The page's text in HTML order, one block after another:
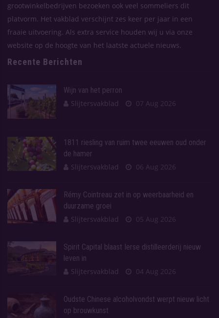
grootwinkelbedrijven bezoeken ook veel sommeliers dit
platvorm. Het vakblad verschijnt zes keer per jaar in een
fraaie uitvoering. Als extra service houden wij u via onze
website op de hoogte van het laatste actuele nieuws.
Recente Berichten
Wijn van het perron
Slijtersvakblad
07 Aug 2026
1811 riesling van ruim twee eeuwen oud onder
de hamer
Slijtersvakblad
06 Aug 2026
Rémy Cointreau zet in op weerbaarheid en
duurzame groei
Slijtersvakblad
05 Aug 2026
Spirit Capital blaast Ierse distilleerderij nieuw
leven in
Slijtersvakblad
04 Aug 2026
Oudste Chinese alcoholvondst werpt nieuw licht
op brouwkunst